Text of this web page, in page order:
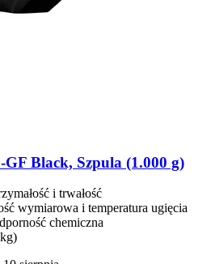
​GF Black, Szpula (1.000 g)
i trwałość
wymiarowa i temperatura ugięcia
chemiczna